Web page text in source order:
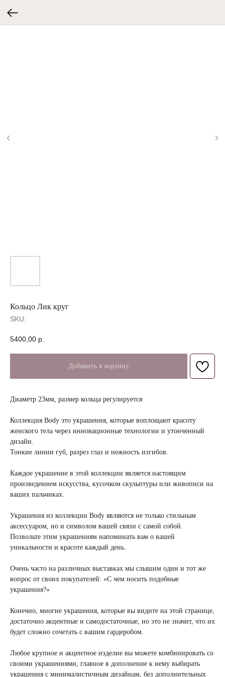
Кольцо Лик круг
SKU:
5400,00 р.
Добавить в корзину
Диаметр 23мм, размер кольца регулируется
Коллекция Body это украшения, которые воплощают красоту
женского тела через инновационные технологии и утонченный
дизайн.
Тонкие линии губ, разрез глаз и нежность изгибов.
Каждое украшение в этой коллекции является настоящим
произведением искусства, кусочком скульптуры или живописи на
ваших пальчиках.
Украшения из коллекции Body являются не только стильным
аксессуаром, но и символом вашей связи с самой собой.
Позвольте этим украшениям напоминать вам о вашей
уникальности и красоте каждый день.
Очень часто на различных выставках мы слышим один и тот же
вопрос от своих покупателей: «С чем носить подобные
украшения?»
Конечно, многие украшения, которые вы видите на этой странице,
достаточно акцентные и самодостаточные, но это не значит, что их
будет сложно сочетать с вашим гардеробом.
Любое крупное и акцентное изделие вы можете комбинировать со
своими украшениями, главное в дополнение к нему выбирать
украшения с минималистичным дизайнам, без дополнительных